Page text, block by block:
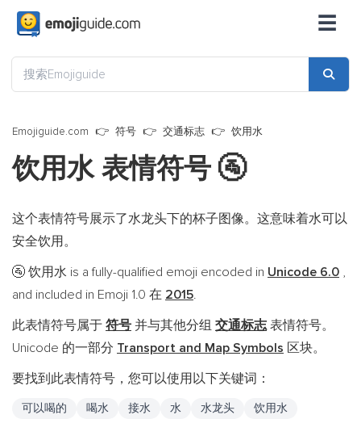
☰
Emojiguide.com 符号 交通标志 饮用水
饮用水 表情符号 🚰
这个表情符号展示了水龙头下的杯子图像。这意味着水可以
安全饮用。
🚰 饮用水 is a fully-qualified emoji encoded in Unicode 6.0 ,
and included in Emoji 1.0 在 2015.
此表情符号属于 符号 并与其他分组 交通标志表情符号。
Unicode 的一部分 Transport and Map Symbols 区块。
要找到此表情符号，您可以使用以下关键词：
可以喝的 喝水 接水 水 水龙头 饮用水